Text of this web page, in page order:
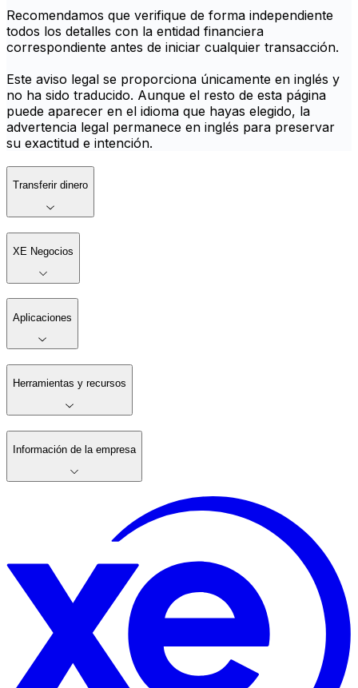
Recomendamos que verifique de forma independiente
todos los detalles con la entidad financiera
correspondiente antes de iniciar cualquier transacción.
Este aviso legal se proporciona únicamente en inglés y
no ha sido traducido. Aunque el resto de esta página
puede aparecer en el idioma que hayas elegido, la
advertencia legal permanece en inglés para preservar
su exactitud e intención.
Transferir dinero
XE Negocios
Aplicaciones
Herramientas y recursos
Información de la empresa